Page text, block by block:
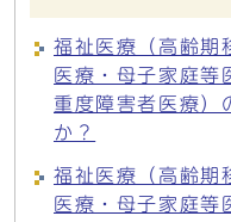
福祉医療（高齢期
医療・母子家庭等
重度障害者医療）
か？
福祉医療（高齢期
医療・母子家庭等